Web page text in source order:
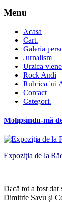
Menu
Acasa
Carti
Galeria
Jurnalism
Urzica
Rock Andi
Rubrica lui
Contact
Categorii
Molipsindu-mă
Expoziţia de la
Dacă tot a fost dat
Dimitrie Savu şi